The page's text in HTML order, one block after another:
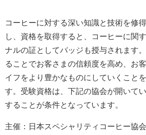
コーヒーに対する深い知識と技術を修
し、資格を取得すると、コーヒーに関
ナルの証としてバッジも授与されます
ることでお客さまの信頼度を高め、お
イフをより豊かなものにしていくこと
す。受験資格は、下記の協会が開いて
することが条件となっています。
主催：日本スペシャリティコーヒー協